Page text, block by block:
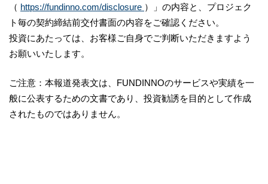
（ https://fundinno.com/disclosure ）」の内容と、プロジェク
ト毎の契約締結前交付書面の内容をご確認ください。
投資にあたっては、お客様ご自身でご判断いただきますよう
お願いいたします。
ご注意：本報道発表文は、FUNDINNOのサービスや実績を一
般に公表するための文書であり、投資勧誘を目的として作成
されたものではありません。